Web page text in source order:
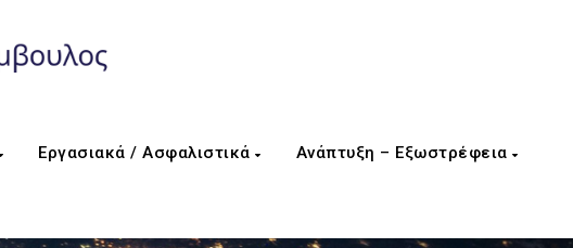
Εργασιακά / Ασφαλιστικά Ανάπτυξη – Εξωστρέφεια